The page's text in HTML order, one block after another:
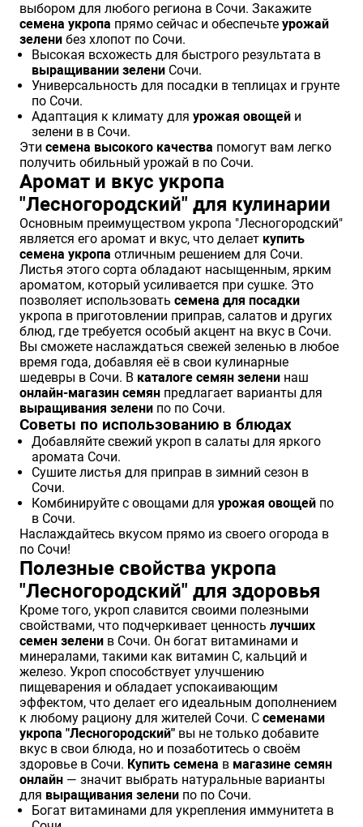
выбором для любого региона в Сочи. Закажите
семена укропа прямо сейчас и обеспечьте урожай
зелени без хлопот по Сочи.
Высокая всхожесть для быстрого результата в
выращивании зелени Сочи.
Универсальность для посадки в теплицах и грунте
по Сочи.
Адаптация к климату для урожая овощей и
зелени в в Сочи.
Эти семена высокого качества помогут вам легко
получить обильный урожай в по Сочи.
Аромат и вкус укропа
"Лесногородский" для кулинарии
Основным преимуществом укропа "Лесногородский"
является его аромат и вкус, что делает купить
семена укропа отличным решением для Сочи.
Листья этого сорта обладают насыщенным, ярким
ароматом, который усиливается при сушке. Это
позволяет использовать семена для посадки
укропа в приготовлении приправ, салатов и других
блюд, где требуется особый акцент на вкус в Сочи.
Вы сможете наслаждаться свежей зеленью в любое
время года, добавляя её в свои кулинарные
шедевры в Сочи. В каталоге семян зелени наш
онлайн-магазин семян предлагает варианты для
выращивания зелени по по Сочи.
Советы по использованию в блюдах
Добавляйте свежий укроп в салаты для яркого
аромата Сочи.
Сушите листья для приправ в зимний сезон в
Сочи.
Комбинируйте с овощами для урожая овощей по
в Сочи.
Наслаждайтесь вкусом прямо из своего огорода в
по Сочи!
Полезные свойства укропа
"Лесногородский" для здоровья
Кроме того, укроп славится своими полезными
свойствами, что подчеркивает ценность лучших
семен зелени в Сочи. Он богат витаминами и
минералами, такими как витамин C, кальций и
железо. Укроп способствует улучшению
пищеварения и обладает успокаивающим
эффектом, что делает его идеальным дополнением
к любому рациону для жителей Сочи. С семенами
укропа "Лесногородский" вы не только добавите
вкус в свои блюда, но и позаботитесь о своём
здоровье в Сочи. Купить семена в магазине семян
онлайн — значит выбрать натуральные варианты
для выращивания зелени по по Сочи.
Богат витаминами для укрепления иммунитета в